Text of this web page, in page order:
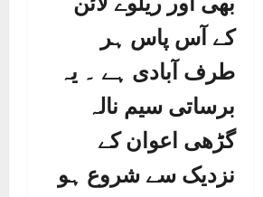
کے آس پاس ہر
طرف آبادی ہے ۔ یہ
برساتی سیم نالہ
گڑھی اعوان کے
نزدیک سے شروع ہو